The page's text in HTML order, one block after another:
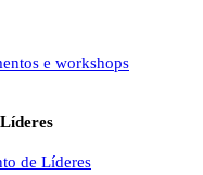
e workshops
de Líderes